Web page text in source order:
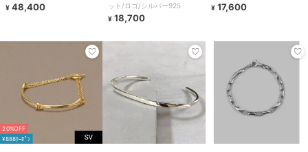
¥ 48,400
ット/ロゴ/シルバー925
¥ 18,700
¥ 17,600
20%OFF
¥888ｸｰﾎﾟﾝ